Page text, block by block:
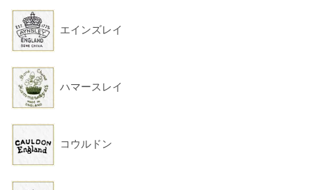
エインズレイ
ハマースレイ
コウルドン